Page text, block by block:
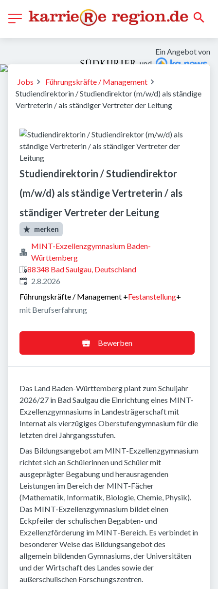
Ein Angebot von
und
Jobs
Führungskräfte / Management
Studiendirektorin / Studiendirektor (m/w/d) als ständige
Vertreterin / als ständiger Vertreter der Leitung
Studiendirektorin / Studiendirektor
(m/w/d) als ständige Vertreterin / als
ständiger Vertreter der Leitung
merken
MINT-Exzellenzgymnasium Baden-
Württemberg
88348 Bad Saulgau, Deutschland
Veröffentlicht
2.8.2026
Führungskräfte / Management +Festanstellung+
mit Berufserfahrung
Bewerben
Das Land Baden-Württemberg plant zum Schuljahr
2026/27 in Bad Saulgau die Einrichtung eines MINT-
Exzellenzgymnasiums in Landesträgerschaft mit
Internat als vierzügiges Oberstufengymnasium für die
letzten drei Jahrgangsstufen.
Das Bildungsangebot am MINT-Exzellenzgymnasium
richtet sich an Schülerinnen und Schüler mit
ausgeprägter Begabung und herausragenden
Leistungen im Bereich der MINT-Fächer
(Mathematik, Informatik, Biologie, Chemie, Physik).
Das MINT-Exzellenzgymnasium bildet einen
Eckpfeiler der schulischen Begabten- und
Exzellenzförderung im MINT-Bereich. Es verbindet in
besonderer Weise das Bildungsangebot des
allgemein bildenden Gymnasiums, der Universitäten
und der Wirtschaft des Landes sowie der
außerschulischen Forschungszentren.